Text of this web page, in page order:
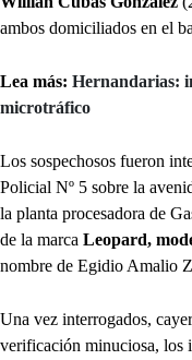
ambos domiciliados en el
Lea más: Hernandarias:
microtráfico
Los sospechosos fueron
Policial Nº 5 sobre la
la planta procesadora de
de la marca Leopard,
nombre de Egidio Amalio
Una vez interrogados,
verificación minuciosa, los